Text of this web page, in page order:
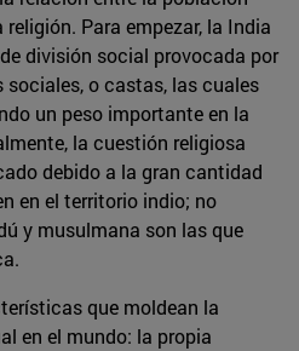
Para empezar, la India
división social provocada por
o castas, las cuales
un peso importante en la
la cuestión religiosa
debido a la gran cantidad
en el territorio indio; no
y musulmana son las que
que moldean la
en el mundo: la propia